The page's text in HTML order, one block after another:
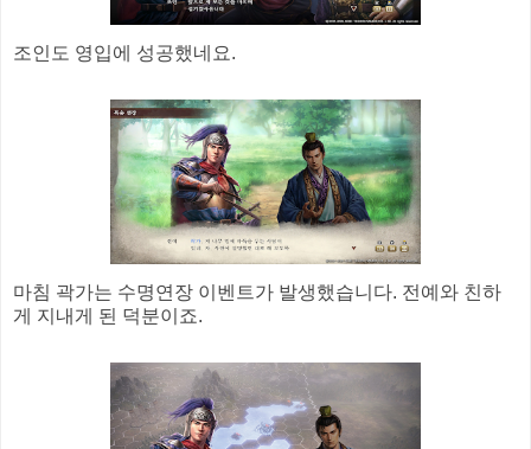
조인도 영입에 성공했네요.
마침 곽가는 수명연장 이벤트가 발생했습니다. 전예와 친하
게 지내게 된 덕분이죠.